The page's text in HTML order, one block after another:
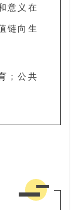
意义在
链向生
；公共